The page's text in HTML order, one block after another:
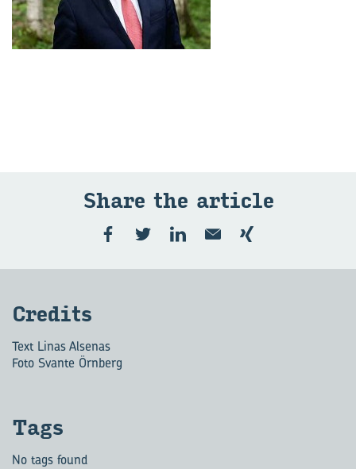
Share the ar­ticle
Cre­dits
Text Linas Alsenas
Foto Svante Örnberg
Tags
No tags found